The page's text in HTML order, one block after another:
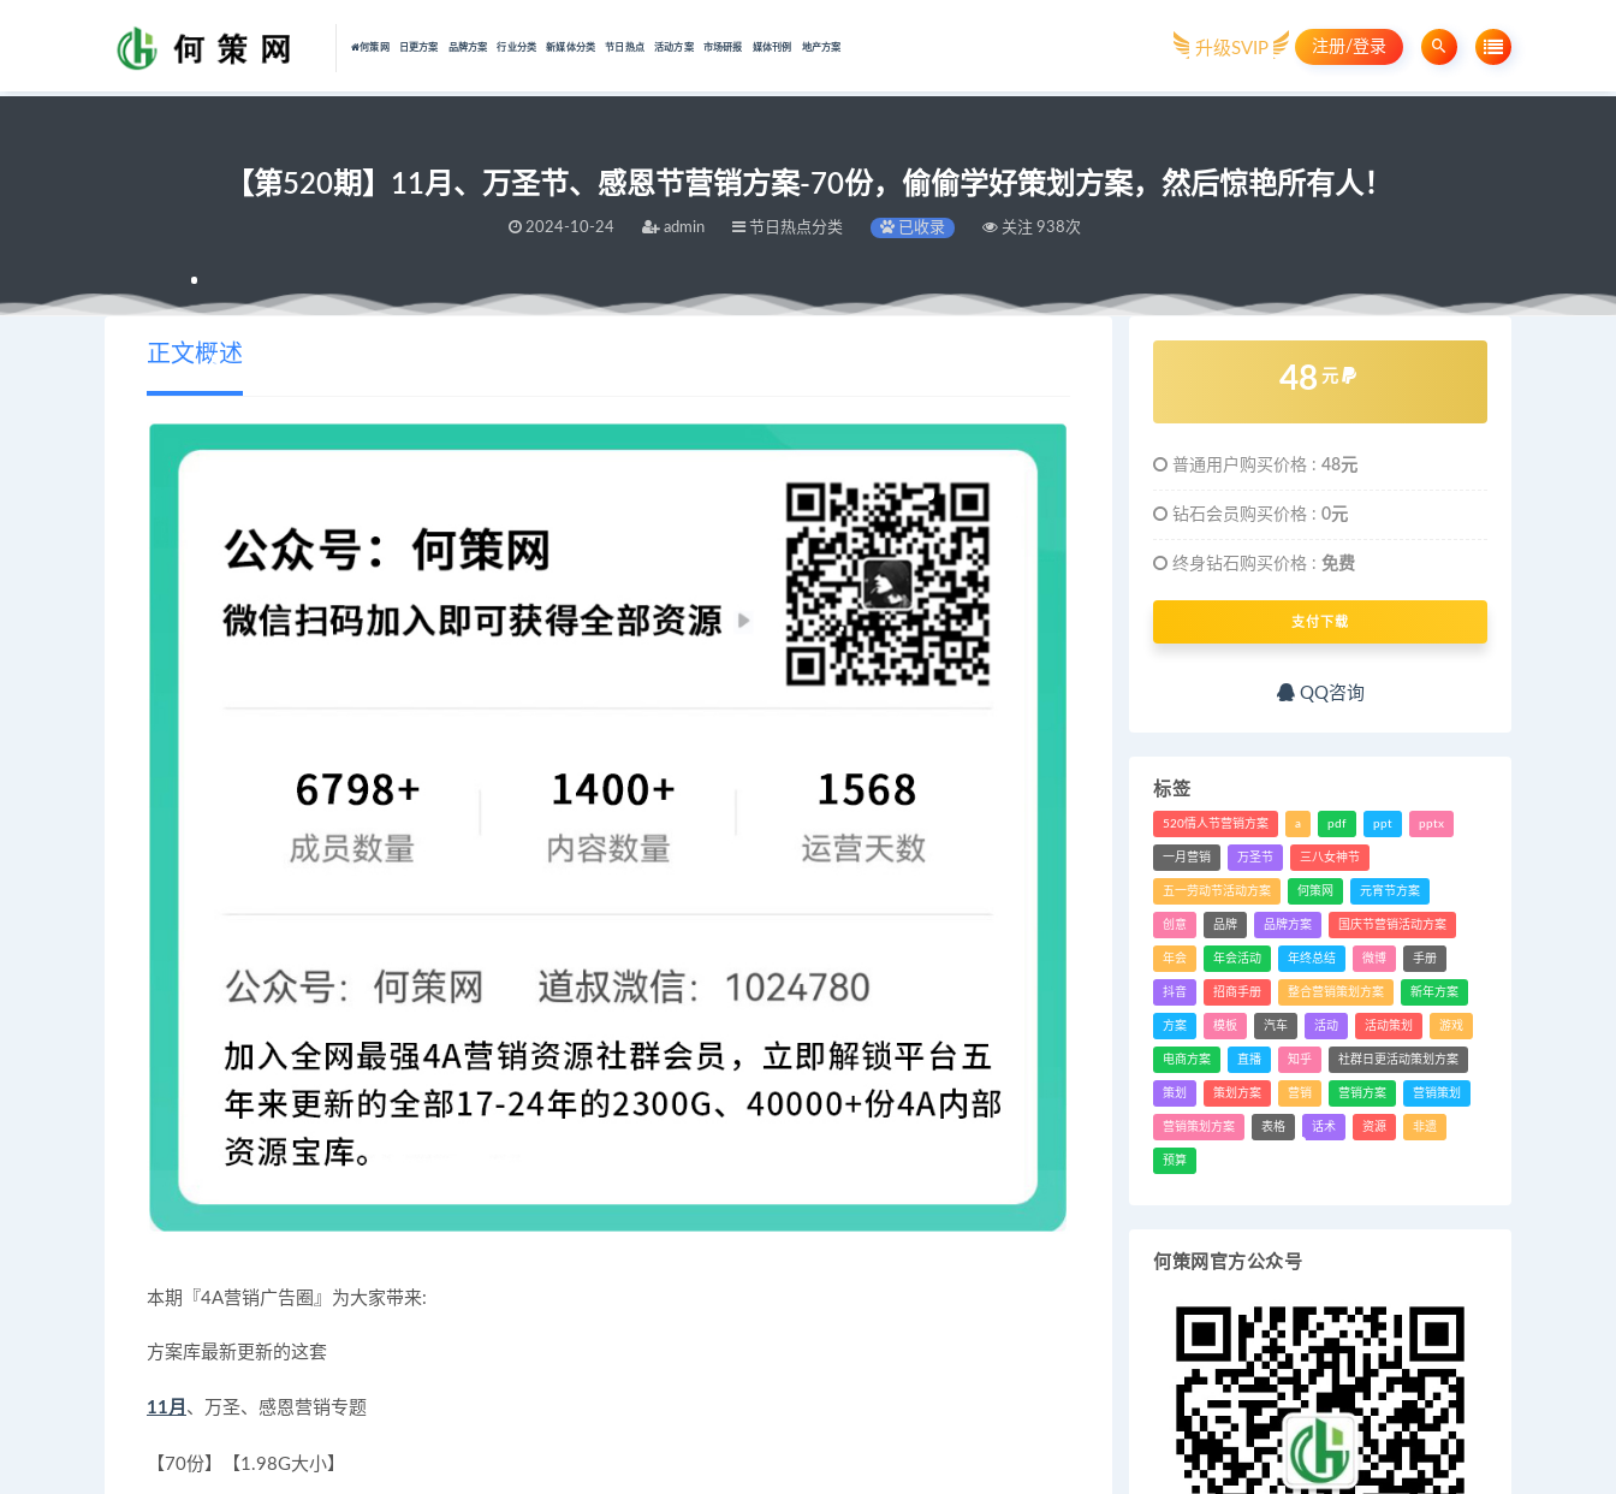
何策网 日更方案 品牌方案 行业分类 新媒体分类 节日热点 活动方案 市场研报 媒体刊例 地产方案 升级SVIP 注册/登录
【第520期】11月、万圣节、感恩节营销方案-70份，偷偷学好策划方案，然后惊艳所有人！
2024-10-24 admin 节日热点分类 已收录 关注 938次
正文概述
本期『4A营销广告圈』为大家带来:
方案库最新更新的这套
11月 、万圣、感恩营销专题
【70份】【1.98G大小】
48 元
普通用户购买价格 :48元
钻石会员购买价格 :0元
终身钻石购买价格 :免费
支付下载
QQ咨询
标签
520情人节营销方案 a pdf ppt pptx
一月营销 万圣节 三八女神节
五一劳动节活动方案 何策网 元宵节方案
创意 品牌 品牌方案 国庆节营销活动方案
年会 年会活动 年终总结 微博 手册
抖音 招商手册 整合营销策划方案 新年方案
方案 模板 汽车 活动 活动策划 游戏
电商方案 直播 知乎 社群日更活动策划方案
策划 策划方案 营销 营销方案 营销策划
营销策划方案 表格 话术 资源 非遗
预算
何策网官方公众号